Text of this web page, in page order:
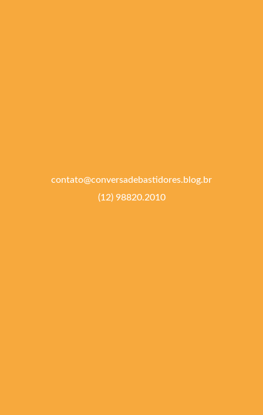
contato@conversadebastidores.blog.br
(12) 98820.2010